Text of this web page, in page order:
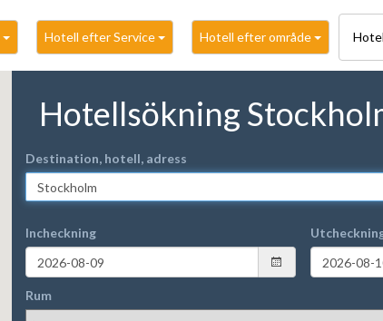
Hotell efter Service Hotell efter område
Hotellsökning
Destination, hotell, adress
Incheckning
Rum